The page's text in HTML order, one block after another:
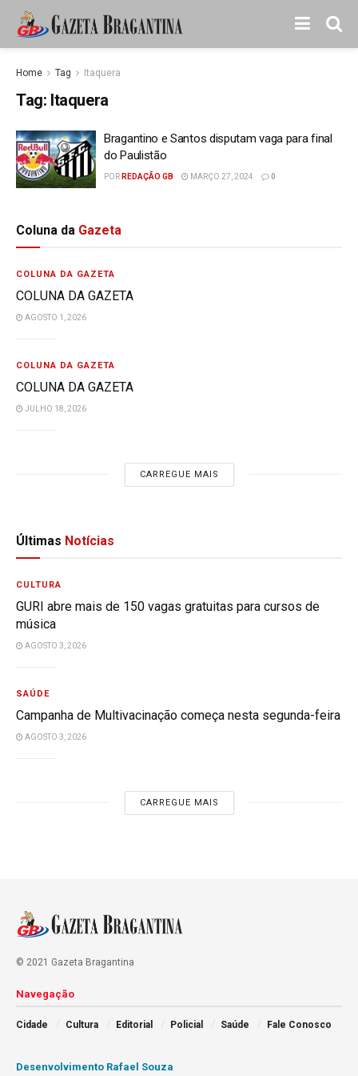
Home Tag Itaquera
Tag: Itaquera
Bragantino e Santos disputam vaga para final
do Paulistão
POR REDAÇÃO GB MARÇO 27, 2024 0
Coluna da Gazeta
COLUNA DA GAZETA
COLUNA DA GAZETA
AGOSTO 1, 2026
COLUNA DA GAZETA
COLUNA DA GAZETA
JULHO 18, 2026
CARREGUE MAIS
Últimas Notícias
CULTURA
GURI abre mais de 150 vagas gratuitas para cursos de
música
AGOSTO 3, 2026
SAÚDE
Campanha de Multivacinação começa nesta segunda-feira
AGOSTO 3, 2026
CARREGUE MAIS
© 2021 Gazeta Bragantina
Navegação
Cidade Cultura Editorial Policial Saúde Fale Conosco
Desenvolvimento Rafael Souza